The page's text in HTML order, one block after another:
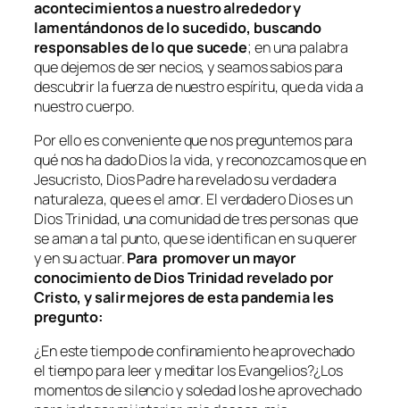
acontecimientos a nuestro alrededor y
lamentándonos de lo sucedido, buscando
responsables de lo que sucede; en una palabra
que dejemos de ser necios, y seamos sabios para
descubrir la fuerza de nuestro espíritu, que da vida a
nuestro cuerpo.
Por ello es conveniente que nos preguntemos para
qué nos ha dado Dios la vida, y reconozcamos que en
Jesucristo, Dios Padre ha revelado su verdadera
naturaleza, que es el amor. El verdadero Dios es un
Dios Trinidad, una comunidad de tres personas que
se aman a tal punto, que se identifican en su querer
y en su actuar.Para promover un mayor
conocimiento de Dios Trinidad revelado por
Cristo, y salir mejores de esta pandemia les
pregunto:
¿En este tiempo de confinamiento he aprovechado
el tiempo para leer y meditar los Evangelios?¿Los
momentos de silencio y soledad los he aprovechado